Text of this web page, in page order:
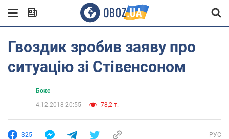
Гвоздик зробив заяву про
ситуацію зі Стівенсоном
Бокс
4.12.2018 20:55
78,2 т.
325 РУС